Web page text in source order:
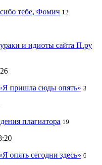
тебе, Фомич 12
и идиоты сайта П.ру
пришла сюды опять» 3
плагиатора 19
опять сегодни здесь» 6